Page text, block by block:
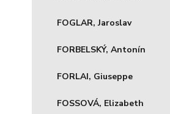
FOGLAR, Jaroslav
FORBELSKÝ, Antonín
FORLAI, Giuseppe
FOSSOVÁ, Elizabeth